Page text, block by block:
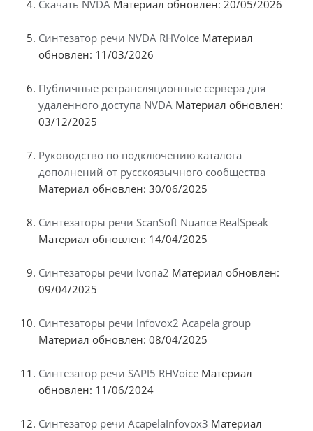
Скачать NVDA Материал обновлен: 20/05/2026
Синтезатор речи NVDA RHVoice Материал
обновлен: 11/03/2026
Публичные ретрансляционные сервера для
удаленного доступа NVDA Материал обновлен:
03/12/2025
Руководство по подключению каталога
дополнений от русскоязычного сообщества
Материал обновлен: 30/06/2025
Синтезаторы речи ScanSoft Nuance RealSpeak
Материал обновлен: 14/04/2025
Синтезаторы речи Ivona2 Материал обновлен:
09/04/2025
Синтезаторы речи Infovox2 Acapela group
Материал обновлен: 08/04/2025
Синтезатор речи SAPI5 RHVoice Материал
обновлен: 11/06/2024
Синтезатор речи AcapelaInfovox3 Материал